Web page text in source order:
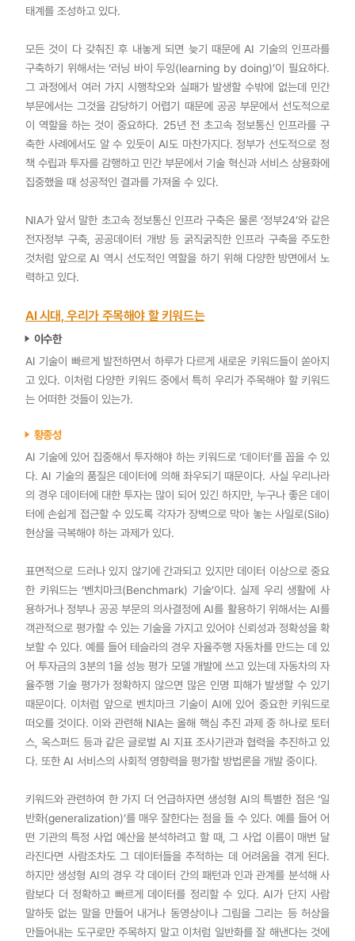
태계를 조성하고 있다.
모든 것이 다 갖춰진 후 내놓게 되면 늦기 때문에 AI 기술의 인프라를
구축하기 위해서는 ‘러닝 바이 두잉(learning by doing)’이 필요하다.
그 과정에서 여러 가지 시행착오와 실패가 발생할 수밖에 없는데 민간
부문에서는 그것을 감당하기 어렵기 때문에 공공 부문에서 선도적으로
이 역할을 하는 것이 중요하다. 25년 전 초고속 정보통신 인프라를 구
축한 사례에서도 알 수 있듯이 AI도 마찬가지다. 정부가 선도적으로 정
책 수립과 투자를 감행하고 민간 부문에서 기술 혁신과 서비스 상용화에
집중했을 때 성공적인 결과를 가져올 수 있다.
NIA가 앞서 말한 초고속 정보통신 인프라 구축은 물론 ‘정부24’와 같은
전자정부 구축, 공공데이터 개방 등 굵직굵직한 인프라 구축을 주도한
것처럼 앞으로 AI 역시 선도적인 역할을 하기 위해 다양한 방면에서 노
력하고 있다.
AI 시대, 우리가 주목해야 할 키워드는
이수한
AI 기술이 빠르게 발전하면서 하루가 다르게 새로운 키워드들이 쏟아지
고 있다. 이처럼 다양한 키워드 중에서 특히 우리가 주목해야 할 키워드
는 어떠한 것들이 있는가.
황종성
AI 기술에 있어 집중해서 투자해야 하는 키워드로 ‘데이터’를 꼽을 수 있
다. AI 기술의 품질은 데이터에 의해 좌우되기 때문이다. 사실 우리나라
의 경우 데이터에 대한 투자는 많이 되어 있긴 하지만, 누구나 좋은 데이
터에 손쉽게 접근할 수 있도록 각자가 장벽으로 막아 놓는 사일로(Silo)
현상을 극복해야 하는 과제가 있다.
표면적으로 드러나 있지 않기에 간과되고 있지만 데이터 이상으로 중요
한 키워드는 ‘벤치마크(Benchmark) 기술’이다. 실제 우리 생활에 사
용하거나 정부나 공공 부문의 의사결정에 AI를 활용하기 위해서는 AI를
객관적으로 평가할 수 있는 기술을 가지고 있어야 신뢰성과 정확성을 확
보할 수 있다. 예를 들어 테슬라의 경우 자율주행 자동차를 만드는 데 있
어 투자금의 3분의 1을 성능 평가 모델 개발에 쓰고 있는데 자동차의 자
율주행 기술 평가가 정확하지 않으면 많은 인명 피해가 발생할 수 있기
때문이다. 이처럼 앞으로 벤치마크 기술이 AI에 있어 중요한 키워드로
떠오를 것이다. 이와 관련해 NIA는 올해 핵심 추진 과제 중 하나로 토터
스, 옥스퍼드 등과 같은 글로벌 AI 지표 조사기관과 협력을 추진하고 있
다. 또한 AI 서비스의 사회적 영향력을 평가할 방법론을 개발 중이다.
키워드와 관련하여 한 가지 더 언급하자면 생성형 AI의 특별한 점은 ‘일
반화(generalization)’를 매우 잘한다는 점을 들 수 있다. 예를 들어 어
떤 기관의 특정 사업 예산을 분석하려고 할 때, 그 사업 이름이 매번 달
라진다면 사람조차도 그 데이터들을 추적하는 데 어려움을 겪게 된다.
하지만 생성형 AI의 경우 각 데이터 간의 패턴과 인과 관계를 분석해 사
람보다 더 정확하고 빠르게 데이터를 정리할 수 있다. AI가 단지 사람
말하듯 없는 말을 만들어 내거나 동영상이나 그림을 그리는 등 허상을
만들어내는 도구로만 주목하지 말고 이처럼 일반화를 잘 해낸다는 것에